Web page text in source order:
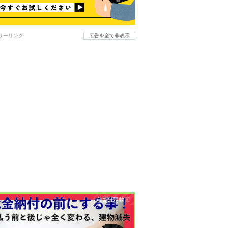
ーリンク 広告を全て非表示